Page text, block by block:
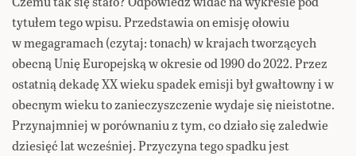
tytułem tego wpisu. Przedstawia on emisję ołowiu
w megagramach (czytaj: tonach) w krajach tworzących
obecną Unię Europejską w okresie od 1990 do 2022. Przez
ostatnią dekadę XX wieku spadek emisji był gwałtowny i w
obecnym wieku to zanieczyszczenie wydaje się nieistotne.
Przynajmniej w porównaniu z tym, co działo się zaledwie
dziesięć lat wcześniej. Przyczyna tego spadku jest